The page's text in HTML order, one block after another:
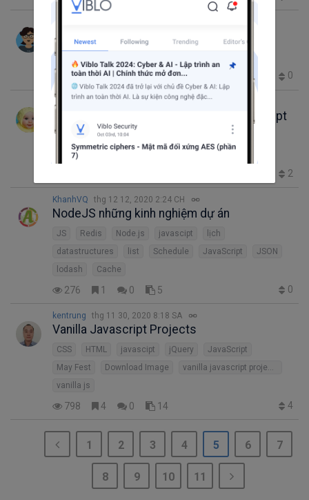
Mobx và Mobx trong ReactJs
126 1 0 2 0
iamfresher thg 11 1, 2020 1:23 CH
Gặp nhau cuối tuần - Tản mạn về Javascript
JavaScript
Tản mạn về javascript
2
KhanhVQ thg 12 12, 2020 2:24 CH
NodeJS những kinh nghiệm dự án
JS Redis Node.js javascipt
lịch
datastructures
list Schedule JavaScript
JSON
lodash
Cache
276 1 0 5 0
kentrung thg 11 30, 2020 8:18 SA
Vanilla Javascript Projects
CSS HTML javascipt jQuery
JavaScript
May Fest
Download Image
vanilla javascript projects
vanilla js
798 4 0 14 4
1 2 3 4 5 6 7
8 9 10 11